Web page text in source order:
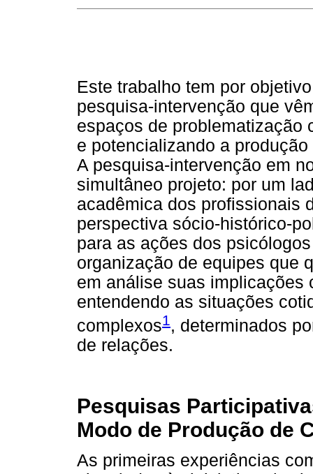
Este trabalho tem por
pesquisa-intervenção que
espaços de problematização
e potencializando a
A pesquisa-intervenção em
simultâneo projeto: por um
acadêmica dos profissionais
perspectiva sócio-histórico-
para as ações dos
organização de equipes que
em análise suas implicações
entendendo as situações
complexos1, determinados
de relações.
Pesquisas
Modo de Produção de
As primeiras experiências